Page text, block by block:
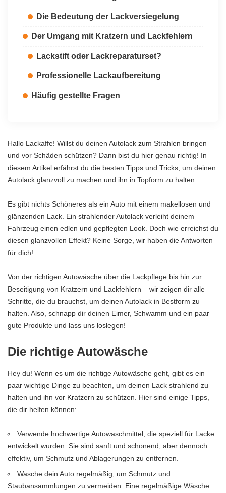
Die Bedeutung der Lackversiegelung
Der Umgang mit Kratzern und Lackfehlern
Lackstift oder Lackreparaturset?
Professionelle Lackaufbereitung
Häufig gestellte Fragen
Hallo Lackaffe! Willst du deinen Autolack zum Strahlen bringen
und vor Schäden schützen? Dann bist du hier genau richtig! In
diesem Artikel erfährst du die besten Tipps und Tricks, um deinen
Autolack glanzvoll zu machen und ihn in Topform zu halten.
Es gibt nichts Schöneres als ein Auto mit einem makellosen und
glänzenden Lack. Ein strahlender Autolack verleiht deinem
Fahrzeug einen edlen und gepflegten Look. Doch wie erreichst du
diesen glanzvollen Effekt? Keine Sorge, wir haben die Antworten
für dich!
Von der richtigen Autowäsche über die Lackpflege bis hin zur
Beseitigung von Kratzern und Lackfehlern – wir zeigen dir alle
Schritte, die du brauchst, um deinen Autolack in Bestform zu
halten. Also, schnapp dir deinen Eimer, Schwamm und ein paar
gute Produkte und lass uns loslegen!
Die richtige Autowäsche
Hey du! Wenn es um die richtige Autowäsche geht, gibt es ein
paar wichtige Dinge zu beachten, um deinen Lack strahlend zu
halten und ihn vor Kratzern zu schützen. Hier sind einige Tipps,
die dir helfen können:
Verwende hochwertige Autowaschmittel, die speziell für Lacke
entwickelt wurden. Sie sind sanft und schonend, aber dennoch
effektiv, um Schmutz und Ablagerungen zu entfernen.
Wasche dein Auto regelmäßig, um Schmutz und
Staubansammlungen zu vermeiden. Eine regelmäßige Wäsche